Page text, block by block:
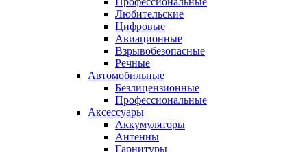
Любительские
Цифровые
Авиационные
Взрывобезопасные
Речные
Автомобильные
Безлицензионные
Профессиональные
Аксессуары
Аккумуляторы
Антенны
Гарнитуры